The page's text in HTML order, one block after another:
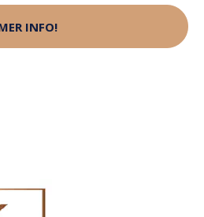
INFO!